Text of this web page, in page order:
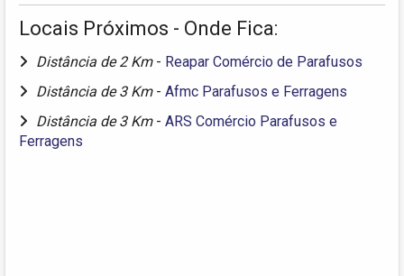
Locais Próximos - Onde Fica:
Distância de 2 Km - Reapar Comércio de Parafusos
Distância de 3 Km - Afmc Parafusos e Ferragens
Distância de 3 Km - ARS Comércio Parafusos e
Ferragens